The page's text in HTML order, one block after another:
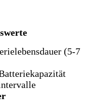
(5-7